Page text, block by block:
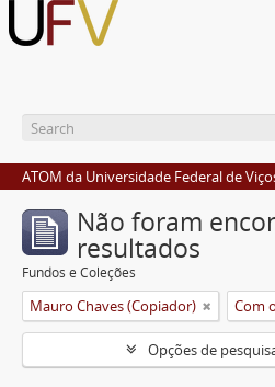
ATOM da Universidade Federal de
Não foram
resultados
Fundos e Coleções
Mauro Chaves (Copiador) Com
Opções de